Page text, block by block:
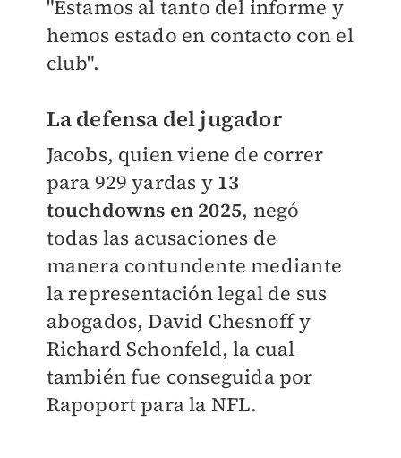
"Estamos al tanto del informe y
hemos estado en contacto con el
club".
La defensa del jugador
Jacobs, quien viene de correr
para 929 yardas y 13
touchdowns en 2025, negó
todas las acusaciones de
manera contundente mediante
la representación legal de sus
abogados, David Chesnoff y
Richard Schonfeld, la cual
también fue conseguida por
Rapoport para la NFL.